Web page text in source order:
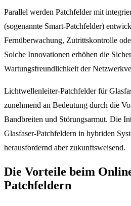
Parallel werden Patchfelder mit
(sogenannte Smart-Patchfelder)
Fernüberwachung, Zutrittskontrolle
Solche Innovationen erhöhen die
Wartungsfreundlichkeit der
Lichtwellenleiter-Patchfelder für
zunehmend an Bedeutung durch die
Bandbreiten und Störungsarmut. Die
Glasfaser-Patchfeldern in hybriden
herausfordernd aber zukunftsweisend.
Die Vorteile beim
Patchfeldern